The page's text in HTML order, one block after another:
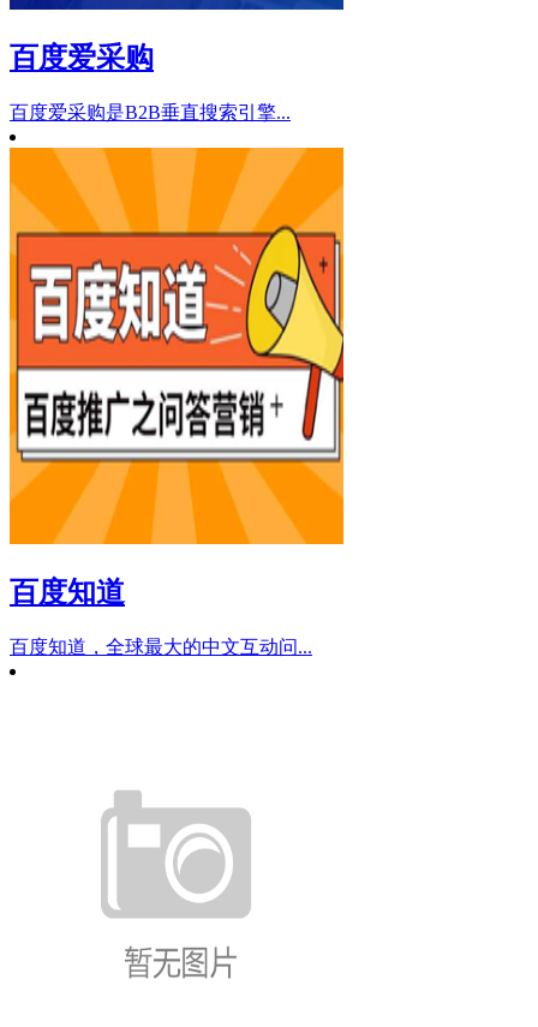
百度爱采购
百度爱采购是B2B垂直搜索引擎...
百度知道
百度知道，全球最大的中文互动问...